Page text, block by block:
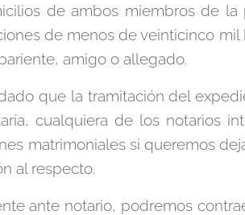
de ambos miembros de la
de menos de veinticinco mil
amigo o allegado.
que la tramitación del
cualquiera de los notarios
matrimoniales si queremos
al respecto.
ante notario, podremos